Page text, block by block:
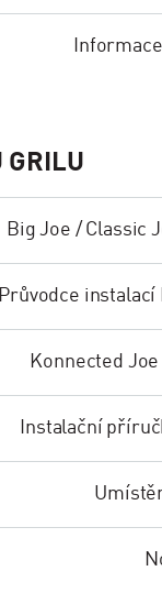
GRILU
Big Joe / Classic
Průvodce instalací
Konnected
Instalační